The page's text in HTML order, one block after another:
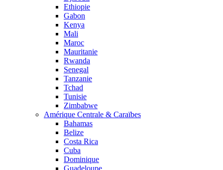
Ethiopie
Gabon
Kenya
Mali
Maroc
Mauritanie
Rwanda
Senegal
Tanzanie
Tchad
Tunisie
Zimbabwe
Amérique Centrale & Caraïbes
Bahamas
Belize
Costa Rica
Cuba
Dominique
Guadeloupe